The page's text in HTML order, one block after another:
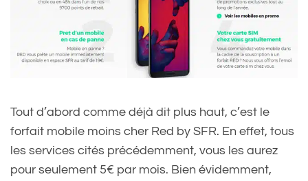
Tout d’abord comme déjà dit plus haut, c’est le
forfait mobile moins cher Red by SFR. En effet, tous
les services cités précédemment, vous les aurez
pour seulement 5€ par mois. Bien évidemment,